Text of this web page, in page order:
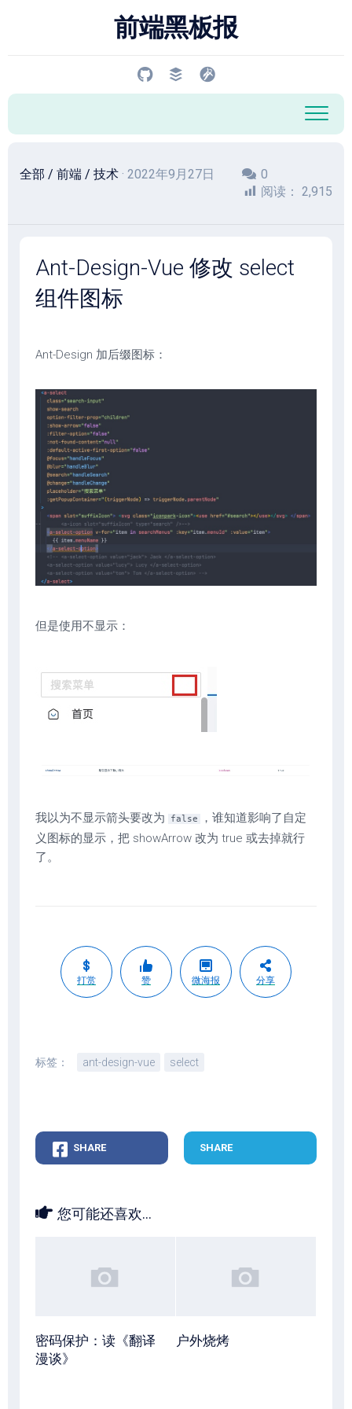
前端黑板报
全部 / 前端 / 技术 · 2022年9月27日
0
阅读： 2,915
Ant-Design-Vue 修改 select
组件图标
Ant-Design 加后缀图标：
但是使用不显示：
我以为不显示箭头要改为 false
，谁知道影响了自定
义图标的显示，把 showArrow 改为 true 或去掉就行
了。
打赏 赞 微海报 分享
标签： ant-design-vue select
SHARE SHARE
您可能还喜欢...
密码保护：读《翻译
漫谈》
户外烧烤